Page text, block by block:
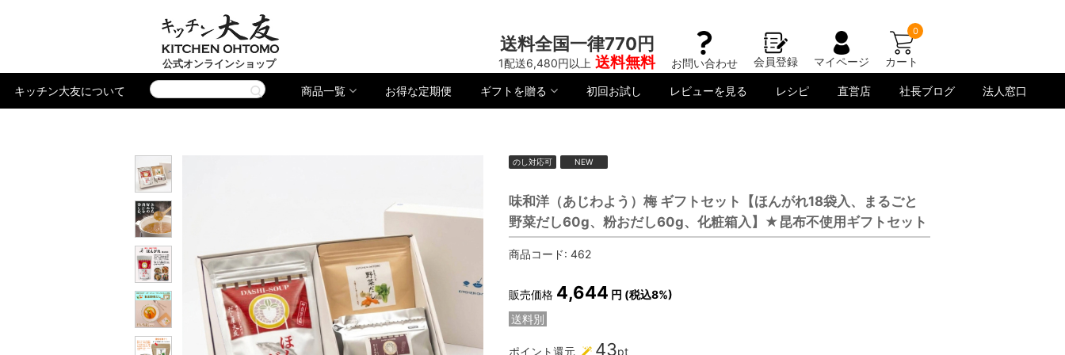
公式オンラインショップ
送料全国一律770円
1配送6,480円以上 送料無料 お問い合わせ 会員登録 マイページ カート
0
キッチン大友について 商品一覧 お得な定期便 ギフトを贈る 初回お試し レビューを見る レシピ 直営店 社長ブログ 法人窓口
のし対応可 NEW
味和洋（あじわよう）梅 ギフトセット【ほんがれ18袋入、まるごと
野菜だし60g、粉おだし60g、化粧箱入】★昆布不使用ギフトセット
商品コード: 462
販売価格 4,644 円 (税込8%)
送料別
ポイント還元 43pt